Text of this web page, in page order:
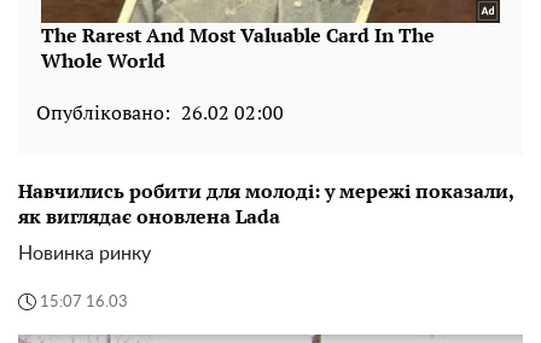
Опубліковано: 26.02 02:00
Навчились робити для молоді: у мережі показали,
як виглядає оновлена Lada
Новинка ринку
15:07 16.03